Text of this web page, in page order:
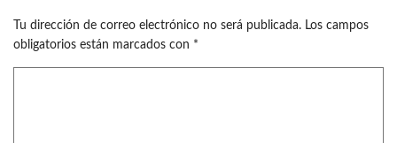
Tu dirección de correo electrónico no será publicada. Los campos
obligatorios están marcados con *